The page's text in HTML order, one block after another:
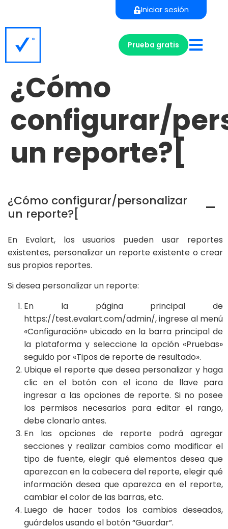
Iniciar sesión
Prueba gratis
¿Cómo
configurar/
un reporte?[
A
¿Cómo configurar/personalizar
un reporte?[
En Evalart, los usuarios pueden usar reportes
existentes, personalizar un reporte existente o crear
sus propios reportes.
Si desea personalizar un reporte:
En la página principal de
https://test.evalart.com/admin/, ingrese al menú
«Configuración» ubicado en la barra principal de
la plataforma y seleccione la opción «Pruebas»
seguido por «Tipos de reporte de resultado».
Ubique el reporte que desea personalizar y haga
clic en el botón con el icono de llave para
ingresar a las opciones de reporte. Si no posee
los permisos necesarios para editar el rango,
debe clonarlo antes.
En las opciones de reporte podrá agregar
secciones y realizar cambios como modificar el
tipo de fuente, elegir qué elementos desea que
aparezcan en la cabecera del reporte, elegir qué
información desea que aparezca en el reporte,
cambiar el color de las barras, etc.
Luego de hacer todos los cambios deseados,
guárdelos usando el botón “Guardar”.